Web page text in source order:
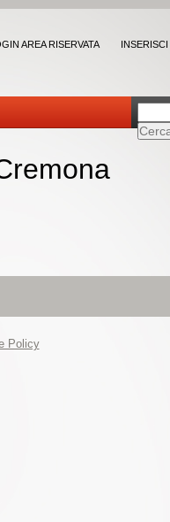
AREA RISERVATA INSERISCI
Policy